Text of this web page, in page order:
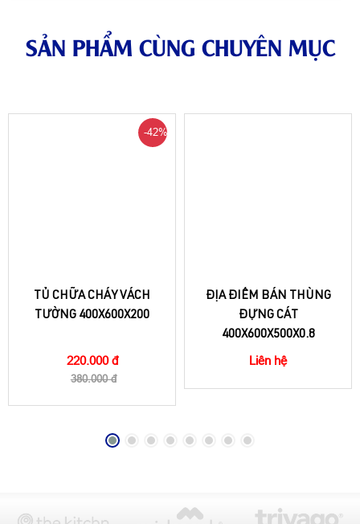
SẢN PHẨM CÙNG CHUYÊN MỤC
-42%
TỦ CHỮA CHÁY VÁCH
TƯỜNG 400X600X200
220.000 đ
380.000 đ
ĐỊA ĐIỂM BÁN THÙNG
ĐỰNG CÁT
400X600X500X0.8
Liên hệ